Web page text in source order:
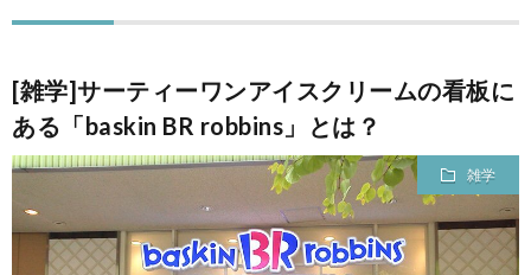
記
Tips
ガ
ジ
ェ
グ
ル
旅
[雑学]サーティーワンアイスクリームの看板に
ある「baskin BR robbins」とは？
雑学